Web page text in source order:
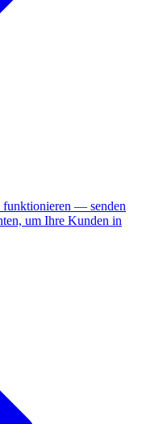
funktionieren — senden
um Ihre Kunden in